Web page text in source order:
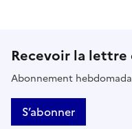
Recevoir la lettre
Abonnement
S’abonner